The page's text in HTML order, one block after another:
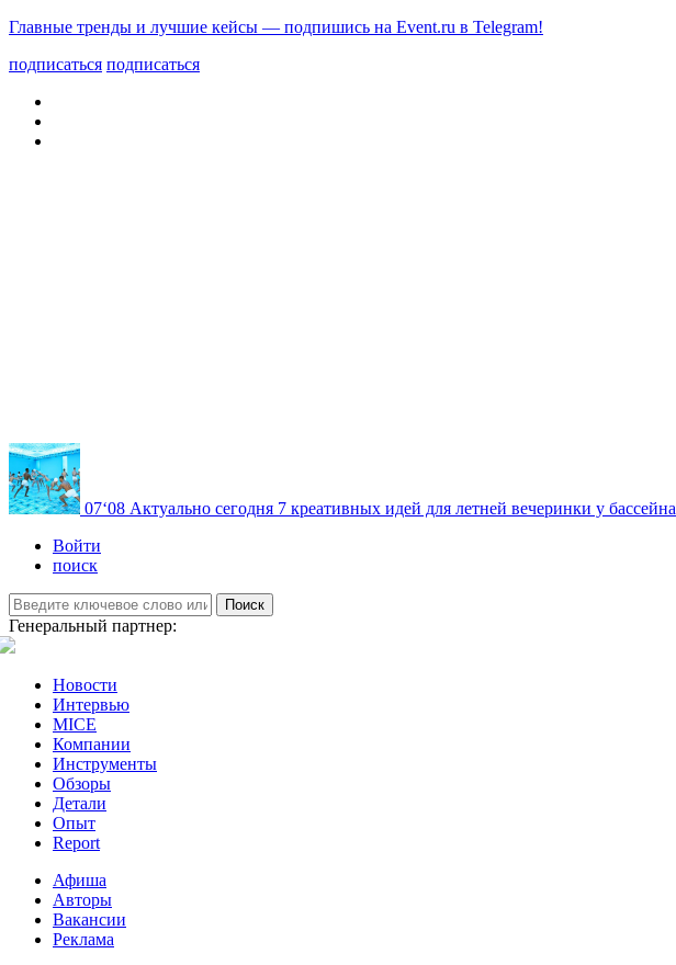
Главные тренды и лучшие кейсы — подпишись на Event.ru в Telegram!
подписаться подписаться
07‘08 Актуально сегодня 7 креативных идей для летней вечеринки у бассейна
Войти
поиск
Поиск
Генеральный партнер:
Новости
Интервью
MICE
Компании
Инструменты
Обзоры
Детали
Опыт
Report
Афиша
Авторы
Вакансии
Реклама